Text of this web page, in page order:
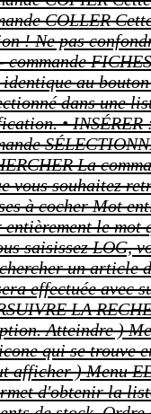
COLLER
! Ne pas
commande
au
dans une
•
La
vous souhaitez
à cocher Mot
entièrement le
saisissez LOG,
un article
effectuée avec
LA
Atteindre )
qui se trouve
afficher ) Menu
d'obtenir la